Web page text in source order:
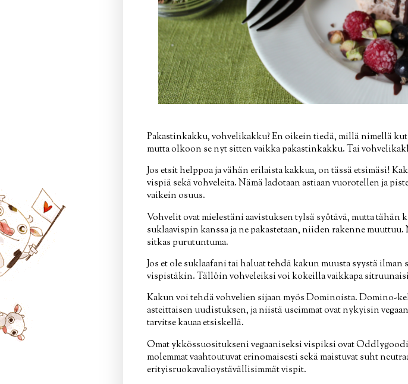
Pakastinkakku, vohvelikakku? En oikein tiedä, millä nimellä
mutta olkoon se nyt sitten vaikka pakastinkakku. Tai
Jos etsit helppoa ja vähän erilaista kakkua, on tässä etsimäsi!
vispiä sekä vohveleita. Nämä ladotaan astiaan vuorotellen ja
vaikein osuus.
Vohvelit ovat mielestäni aavistuksen tylsä syötävä, mutta
suklaavispin kanssa ja ne pakastetaan, niiden rakenne
sitkas purutuntuma.
Jos et ole suklaafani tai haluat tehdä kakun muusta syystä
vispistäkin. Tällöin vohveleiksi voi kokeilla vaikkapa
Kakun voi tehdä vohvelien sijaan myös Dominoista. Domino-
asteittaisen uudistuksen, ja niistä useimmat ovat nykyisin
tarvitse kauaa etsiskellä.
Omat ykkössuositukseni vegaaniseksi vispiksi ovat
molemmat vaahtoutuvat erinomaisesti sekä maistuvat suht
erityisruokavalioystävällisimmät vispit.